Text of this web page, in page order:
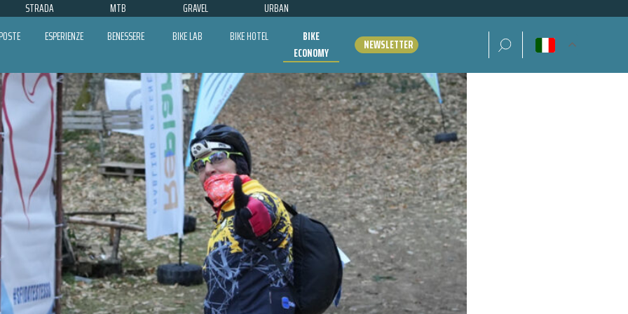
STRADA MTB GRAVEL URBAN
ESPERIENZE BENESSERE BIKE LAB BIKE HOTEL
BIKE
ECONOMY
NEWSLETTER Ricerca per: